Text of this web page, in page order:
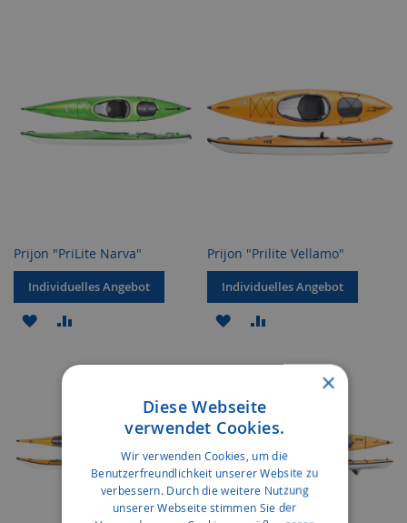
Prijon "PriLite Narva"
Individuelles Angebot
ZUR
HINZUFÜGEN
Prijon "Prilite Vellamo"
Individuelles Angebot
ZUR
HINZUFÜGEN
×
Diese Webseite
verwendet Cookies.
Wir verwenden Cookies, um die
Benutzerfreundlichkeit unserer Website zu
verbessern. Durch die weitere Nutzung
unserer Webseite stimmen Sie der